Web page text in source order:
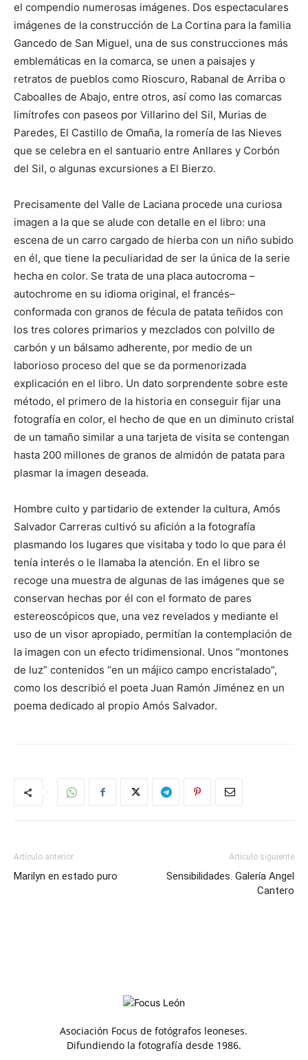
el compendio numerosas imágenes. Dos espectaculares
imágenes de la construcción de La Cortina para la familia
Gancedo de San Miguel, una de sus construcciones más
emblemáticas en la comarca, se unen a paisajes y
retratos de pueblos como Rioscuro, Rabanal de Arriba o
Caboalles de Abajo, entre otros, así como las comarcas
limítrofes con paseos por Villarino del Sil, Murias de
Paredes, El Castillo de Omaña, la romería de las Nieves
que se celebra en el santuario entre Anllares y Corbón
del Sil, o algunas excursiones a El Bierzo.
Precisamente del Valle de Laciana procede una curiosa
imagen a la que se alude con detalle en el libro: una
escena de un carro cargado de hierba con un niño subido
en él, que tiene la peculiaridad de ser la única de la serie
hecha en color. Se trata de una placa autocroma –
autochrome en su idioma original, el francés–
conformada con granos de fécula de patata teñidos con
los tres colores primarios y mezclados con polvillo de
carbón y un bálsamo adherente, por medio de un
laborioso proceso del que se da pormenorizada
explicación en el libro. Un dato sorprendente sobre este
método, el primero de la historia en conseguir fijar una
fotografía en color, el hecho de que en un diminuto cristal
de un tamaño similar a una tarjeta de visita se contengan
hasta 200 millones de granos de almidón de patata para
plasmar la imagen deseada.
Hombre culto y partidario de extender la cultura, Amós
Salvador Carreras cultivó su afición a la fotografía
plasmando los lugares que visitaba y todo lo que para él
tenía interés o le llamaba la atención. En el libro se
recoge una muestra de algunas de las imágenes que se
conservan hechas por él con el formato de pares
estereoscópicos que, una vez revelados y mediante el
uso de un visor apropiado, permitían la contemplación de
la imagen con un efecto tridimensional. Unos “montones
de luz” contenidos “en un májico campo encristalado”,
como los describió el poeta Juan Ramón Jiménez en un
poema dedicado al propio Amós Salvador.
Artículo anterior
Marilyn en estado puro
Artículo siguiente
Sensibilidades. Galería Angel
Cantero
Asociación Focus de fotógrafos leoneses.
Difundiendo la fotografía desde 1986.